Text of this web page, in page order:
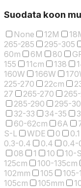
Suodata koon
None 12M
265-285
295-305
60m
6M 80
155
11cm 138
160W
166W
225-270
22cm
27
265-270
285-290
295-
32-33
34-35
60-62cm
6A
S-L
WDE 0 0.1
0.3-0.4
0.4 0.4-
08
1 10 10-
125cm
100-135cm
102mm
105 105-
105cm
105mm